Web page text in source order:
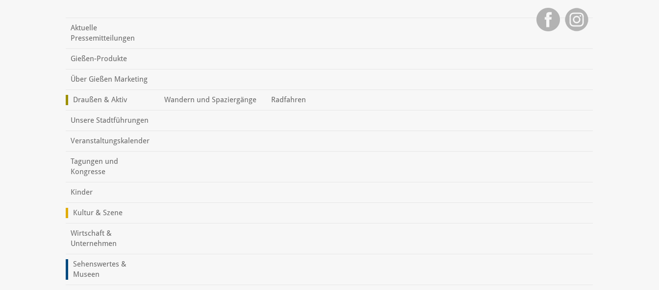
Aktuelle
Pressemitteilungen
Gießen-Produkte
Über Gießen Marketing
Draußen & Aktiv Wandern und Spaziergänge Radfahren
Unsere Stadtführungen
Veranstaltungskalender
Tagungen und
Kongresse
Kinder
Kultur & Szene
Wirtschaft &
Unternehmen
Sehenswertes &
Museen